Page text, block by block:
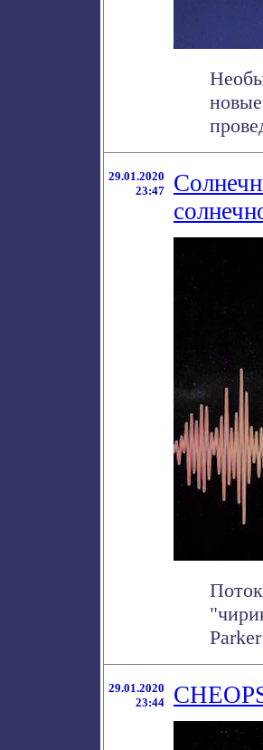
29.01.2020
23:47
29.01.2020
23:44